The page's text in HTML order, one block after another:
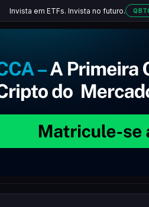
Invista em ETFs. Invista no futuro.